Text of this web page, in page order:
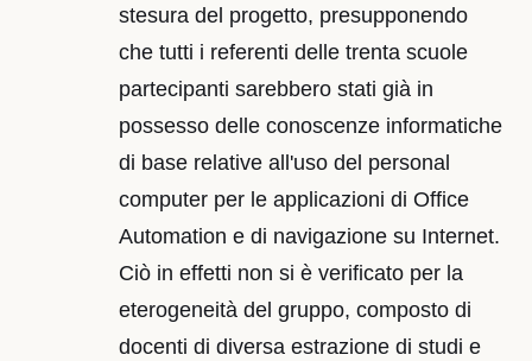
stesura del progetto, presupponendo
che tutti i referenti delle trenta scuole
partecipanti sarebbero stati già in
possesso delle conoscenze informatiche
di base relative all'uso del personal
computer per le applicazioni di Office
Automation e di navigazione su Internet.
Ciò in effetti non si è verificato per la
eterogeneità del gruppo, composto di
docenti di diversa estrazione di studi e